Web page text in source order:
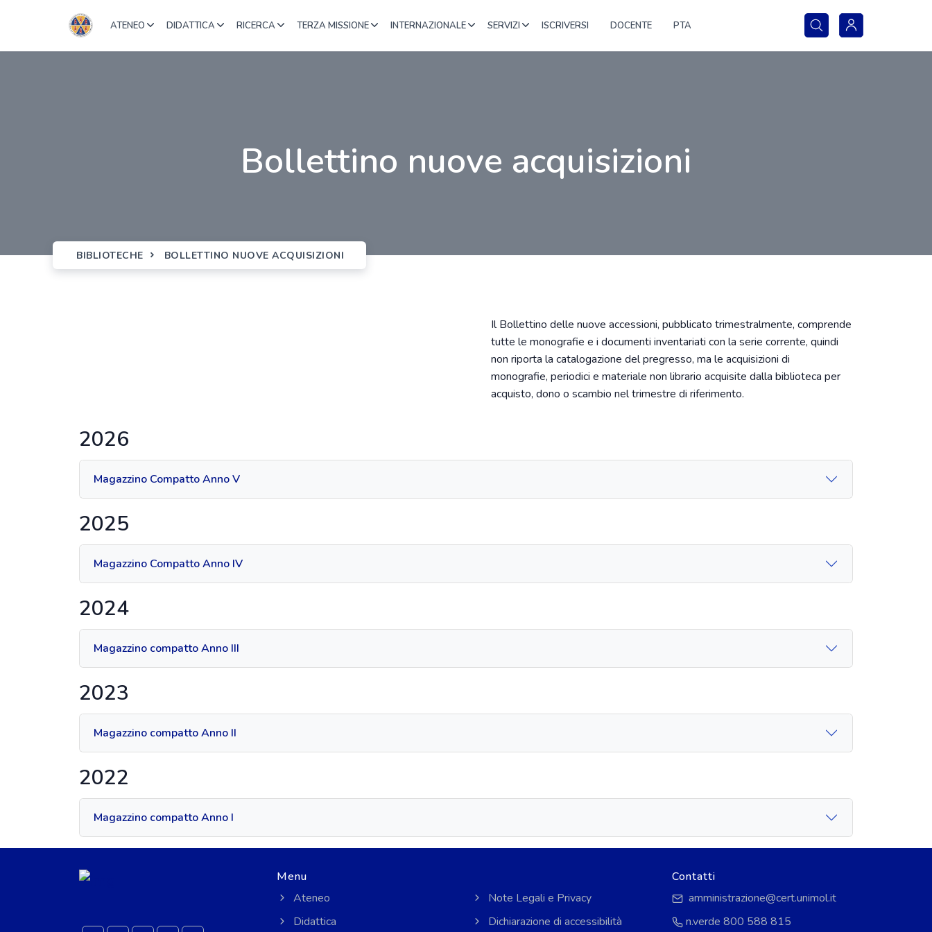
ATENEO DIDATTICA RICERCA TERZA MISSIONE INTERNAZIONALE SERVIZI ISCRIVERSI DOCENTE PTA
Bollettino nuove acquisizioni
BIBLIOTECHE BOLLETTINO NUOVE ACQUISIZIONI
Il Bollettino delle nuove accessioni, pubblicato trimestralmente, comprende
tutte le monografie e i documenti inventariati con la serie corrente, quindi
non riporta la catalogazione del pregresso, ma le acquisizioni di
monografie, periodici e materiale non librario acquisite dalla biblioteca per
acquisto, dono o scambio nel trimestre di riferimento.
2026
Magazzino Compatto Anno V
2025
Magazzino Compatto Anno IV
2024
Magazzino compatto Anno III
2023
Magazzino compatto Anno II
2022
Magazzino compatto Anno I
Menu
Ateneo
Didattica
Note Legali e Privacy
Dichiarazione di accessibilità
Contatti
amministrazione@cert.unimol.it
n.verde 800 588 815